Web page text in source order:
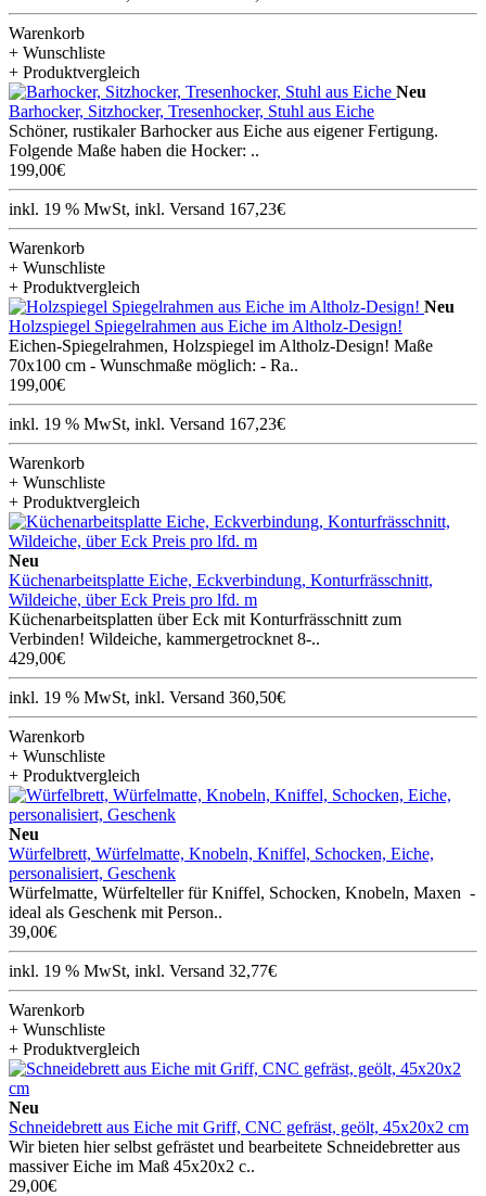
Warenkorb
+ Wunschliste
+ Produktvergleich
Neu
Barhocker, Sitzhocker, Tresenhocker, Stuhl aus Eiche
Schöner, rustikaler Barhocker aus Eiche aus eigener Fertigung.
Folgende Maße haben die Hocker: ..
199,00€
inkl. 19 % MwSt, inkl. Versand 167,23€
Warenkorb
+ Wunschliste
+ Produktvergleich
Neu
Holzspiegel Spiegelrahmen aus Eiche im Altholz-Design!
Eichen-Spiegelrahmen, Holzspiegel im Altholz-Design! Maße
70x100 cm - Wunschmaße möglich: - Ra..
199,00€
inkl. 19 % MwSt, inkl. Versand 167,23€
Warenkorb
+ Wunschliste
+ Produktvergleich
Neu
Küchenarbeitsplatte Eiche, Eckverbindung, Konturfrässchnitt,
Wildeiche, über Eck Preis pro lfd. m
Küchenarbeitsplatten über Eck mit Konturfrässchnitt zum
Verbinden! Wildeiche, kammergetrocknet 8-..
429,00€
inkl. 19 % MwSt, inkl. Versand 360,50€
Warenkorb
+ Wunschliste
+ Produktvergleich
Neu
Würfelbrett, Würfelmatte, Knobeln, Kniffel, Schocken, Eiche,
personalisiert, Geschenk
Würfelmatte, Würfelteller für Kniffel, Schocken, Knobeln, Maxen -
ideal als Geschenk mit Person..
39,00€
inkl. 19 % MwSt, inkl. Versand 32,77€
Warenkorb
+ Wunschliste
+ Produktvergleich
Neu
Schneidebrett aus Eiche mit Griff, CNC gefräst, geölt, 45x20x2 cm
Wir bieten hier selbst gefrästet und bearbeitete Schneidebretter aus
massiver Eiche im Maß 45x20x2 c..
29,00€